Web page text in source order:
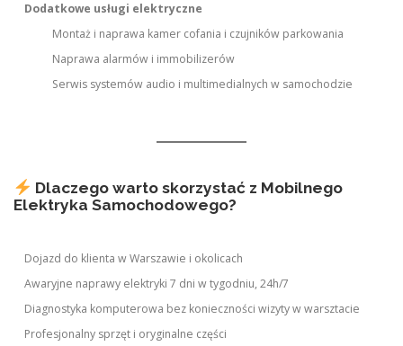
Dodatkowe usługi elektryczne
Montaż i naprawa kamer cofania i czujników parkowania
Naprawa alarmów i immobilizerów
Serwis systemów audio i multimedialnych w samochodzie
Dlaczego warto skorzystać z Mobilnego
Elektryka Samochodowego?
Dojazd do klienta w Warszawie i okolicach
Awaryjne naprawy elektryki 7 dni w tygodniu, 24h/7
Diagnostyka komputerowa bez konieczności wizyty w warsztacie
Profesjonalny sprzęt i oryginalne części